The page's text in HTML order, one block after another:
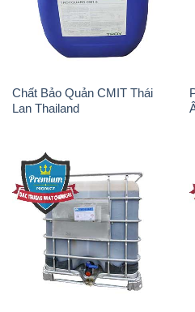
Lan Thailand
Chất tạo bọt Las P Tico Tank
IBC Bồn Việt Nam